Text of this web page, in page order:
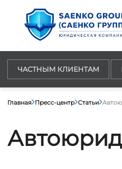
ЧАСТНЫМ КЛИЕНТАМ
Главная Пресс-центр Статьи